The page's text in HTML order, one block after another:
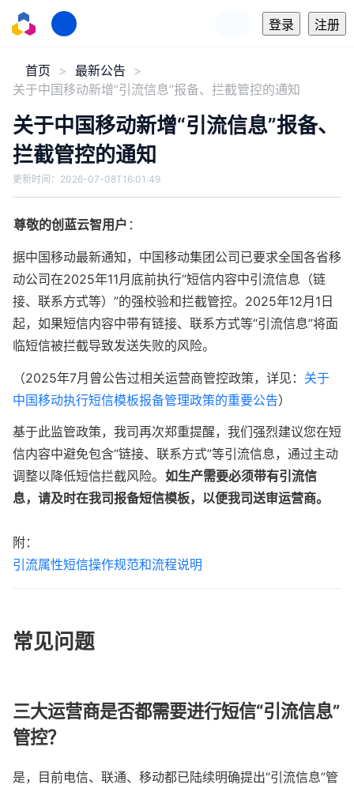
登录 注册
首页
最新公告
关于中国移动新增“引流信息”报备、拦截管控的通知
关于中国移动新增“引流信息”报备、
拦截管控的通知
更新时间： 2026-07-08T16:01:49
尊敬的创蓝云智用户 ：
据中国移动最新通知，中国移动集团公司已要求全国各省移
动公司在2025年11月底前执行“短信内容中引流信息（链
接、联系方式等）”的强校验和拦截管控。2025年12月1日
起，如果短信内容中带有链接、联系方式等“引流信息”将面
临短信被拦截导致发送失败的风险。
（2025年7月曾公告过相关运营商管控政策，详见： 关于
中国移动执行短信模板报备管理政策的重要公告）
基于此监管政策，我司再次郑重提醒，我们强烈建议您在短
信内容中避免包含“链接、联系方式”等引流信息，通过主动
调整以降低短信拦截风险。 如生产需要必须带有引流信
息，请及时在我司报备短信模板，以便我司送审运营商。
引流属性短信操作规范和流程说明
常见问题
三大运营商是否都需要进行短信“引流信息”
管控？
是，目前电信、联通、移动都已陆续明确提出“引流信息”管